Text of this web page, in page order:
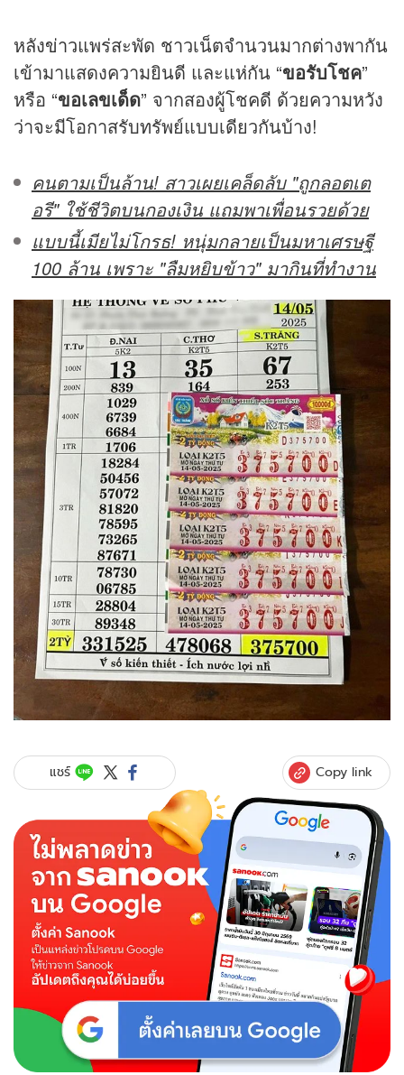
หลังข่าวแพร่สะพัด ชาวเน็ตจำนวนมากต่างพากัน
เข้ามาแสดงความยินดี และแห่กัน “ขอรับโชค”
หรือ “ขอเลขเด็ด” จากสองผู้โชคดี ด้วยความหวัง
ว่าจะมีโอกาสรับทรัพย์แบบเดียวกันบ้าง!
คนตามเป็นล้าน! สาวเผยเคล็ดลับ "ถูกลอตเต
อรี" ใช้ชีวิตบนกองเงิน แถมพาเพื่อนรวยด้วย
แบบนี้เมียไม่โกรธ! หนุ่มกลายเป็นมหาเศรษฐี
100 ล้าน เพราะ "ลืมหยิบข้าว" มากินที่ทำงาน
แชร์ Copy link